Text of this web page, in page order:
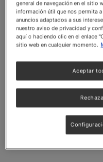
profesionalismo y
los platillos más
sofisticados,la técnica
presentación,haciendo
Por otro lado, dominar
trabajo en equipo.
cómo deben estar los
flujo de trabajo
También puedes leer:
general de navegación en el sitio
información útil que nos permita
anuncios adaptados a sus
nuestro aviso de privacidad y
aquí o haciendo clic en el enlace
sitio web en cualquier momento.
Aceptar